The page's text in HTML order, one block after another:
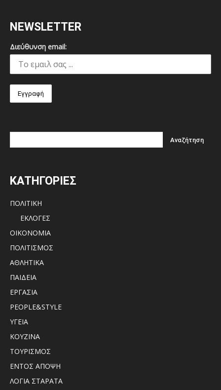
NEWSLETTER
Διεύθυνση email:
ΚΑΤΗΓΟΡΙΕΣ
ΠΟΛΙΤΙΚΗ
ΕΚΛΟΓΕΣ
ΟΙΚΟΝΟΜΙΑ
ΠΟΛΙΤΙΣΜΟΣ
ΑΘΛΗΤΙΚΑ
ΠΑΙΔΕΙΑ
ΕΡΓΑΣΙΑ
PEOPLE&STYLE
ΥΓΕΙΑ
ΚΟΥΖΙΝΑ
ΤΟΥΡΙΣΜΟΣ
ΕΝΤΟΣ ΑΠΟΨΗ
ΛΟΓΙΑ ΣΤΑΡΑΤΑ